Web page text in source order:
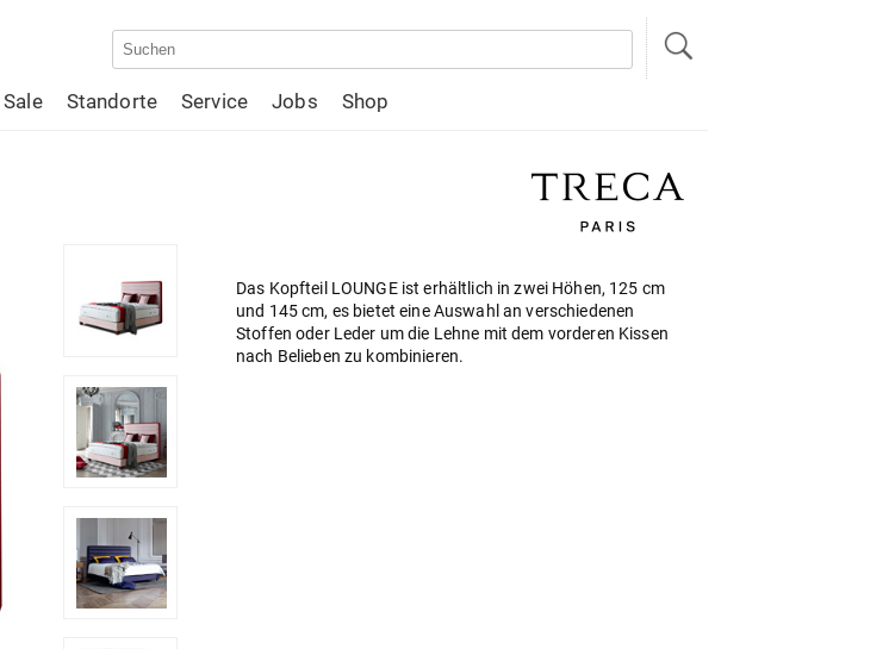
Sale Standorte Service Jobs Shop
Das Kopfteil LOUNGE ist erhältlich in zwei Höhen, 125 cm
und 145 cm, es bietet eine Auswahl an verschiedenen
Stoffen oder Leder um die Lehne mit dem vorderen Kissen
nach Belieben zu kombinieren.